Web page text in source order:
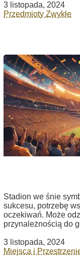
3 listopada, 2024
Przedmioty Zwykłe
Stadion we śnie
sukcesu, potrzebę
oczekiwań. Może
przynależnością do
3 listopada, 2024
Miejsca i